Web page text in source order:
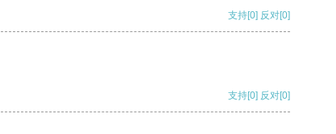
支持[0] 反对[0]
支持[0] 反对[0]